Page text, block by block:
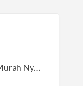
Kosan Wanita Murah Nyaman di Jakarta Selatan